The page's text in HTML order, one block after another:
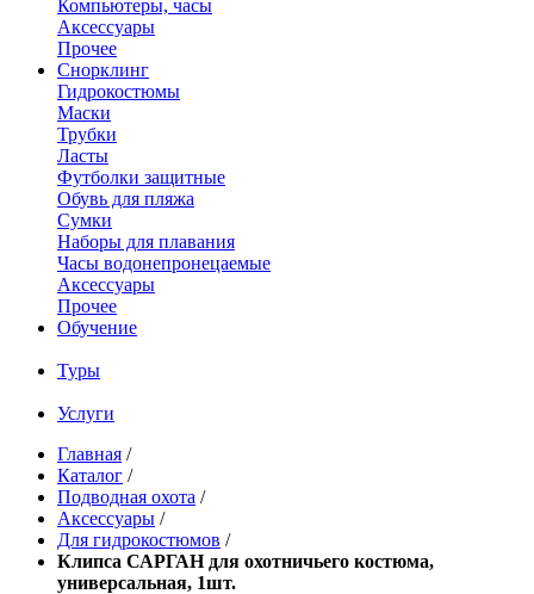
Компьютеры, часы
Аксессуары
Прочее
Снорклинг
Гидрокостюмы
Маски
Трубки
Ласты
Футболки защитные
Обувь для пляжа
Сумки
Наборы для плавания
Часы водонепронецаемые
Аксессуары
Прочее
Обучение
Туры
Услуги
Главная /
Каталог /
Подводная охота /
Аксессуары /
Для гидрокостюмов /
Клипса САРГАН для охотничьего костюма,
универсальная, 1шт.